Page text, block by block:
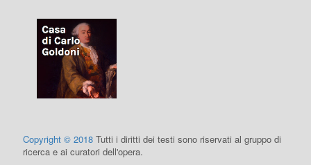
Copyright © 2018 Tutti i diritti dei testi sono riservati al gruppo di
ricerca e ai curatori dell'opera.